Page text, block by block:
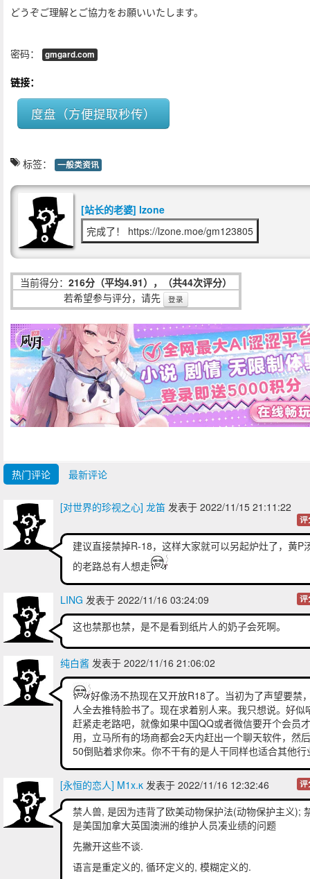
どうぞご理解とご協力をお願いいたします。
密码： gmgard.com
链接：
度盘（方便提取秒传）
标签： 一般类资讯
[站长的老婆] lzone
完成了！ https://lzone.moe/gm123805
当前得分： 216分（平均4.91），（共44次评分）
若希望参与评分，请先
登录
热门评论 最新评论
[对世界的珍视之心] 龙笛 发表于 2022/11/15 21:11:22
评
建议直接禁掉R-18，这样大家就可以另起炉灶了，黄P
的老路总有人想走
LING 发表于 2022/11/16 03:24:09 评
这也禁那也禁，是不是看到纸片人的奶子会死啊。
纯白酱 发表于 2022/11/16 21:06:02
好像汤不热现在又开放R18了。当初为了声望要禁
人全去推特脸书了。现在求着别人来。我只想说。好似
赶紧走老路吧，就像如果中国QQ或者微信要开个会员
用，立马所有的场商都会2天内赶出一个聊天软件，然
50倒贴着求你来。你不干有的是人干同样也适合其他行
[永恒的恋人] M1x.κ 发表于 2022/11/16 12:32:46 评
禁人兽, 是因为违背了欧美动物保护法(动物保护主义);
是美国加拿大英国澳洲的维护人员凑业绩的问题
先撇开这些不谈.
语言是重定义的, 循环定义的, 模糊定义的.